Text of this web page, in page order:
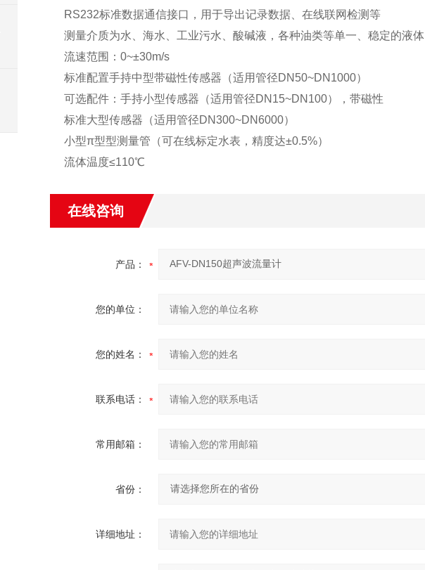
RS232标准数据通信接口，用于导出记录数据、在线联网检测等
测量介质为水、海水、工业污水、酸碱液，各种油类等单一、稳定的液体
流速范围：0~±30m/s
标准配置手持中型带磁性传感器（适用管径DN50~DN1000）
可选配件：手持小型传感器（适用管径DN15~DN100），带磁性
标准大型传感器（适用管径DN300~DN6000）
小型π型型测量管（可在线标定水表，精度达±0.5%）
流体温度≤110℃
在线咨询
产品：
您的单位：
您的姓名：
联系电话：
常用邮箱：
省份：
详细地址：